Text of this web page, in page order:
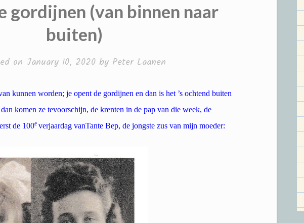
gordijnen (van binnen naar
buiten)
on January 10, 2020 by Peter Laanen
kunnen worden; je opent de gordijnen en dan is het ’s ochtend buiten
komen ze tevoorschijn, de krenten in de pap van die week, de
de 100e verjaardag vanTante Bep, de jongste zus van mijn moeder: